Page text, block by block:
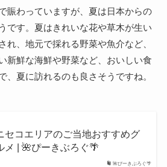
賑わっていますが、夏は日本からの
です。夏はきれいな花や草木が生い
れ、地元で採れる野菜や魚介など、
新鮮な海鮮や野菜など、おいしい食
、夏に訪れるのも良さそうですね。
🌺ぴーきぶろぐ🌴
セコエリアのご当地おすすめグ
メ | 🌺ぴーきぶろぐ🌴